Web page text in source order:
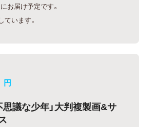
お届け予定です。
ています。
円
思議な少年」大判複製画&サ